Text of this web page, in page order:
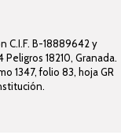
C.I.F. B-18889642 y
18210, Granada.
1347, folio 83, hoja GR